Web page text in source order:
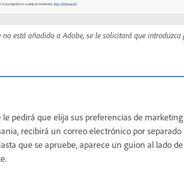
está añadido a Adobe, se le solicitará que
pedirá que elija sus preferencias de
recibirá un correo electrónico por
que se apruebe, aparece un guion al lado de